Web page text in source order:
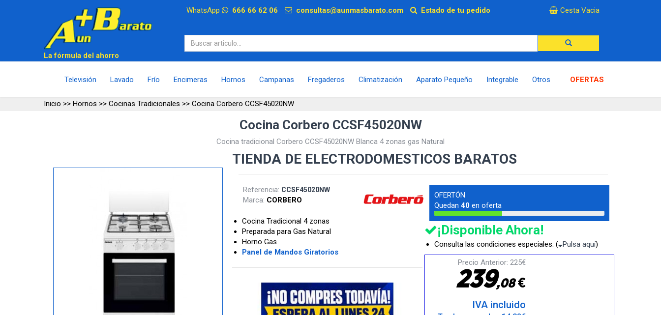
WhatsApp 666 66 62 06 consultas@aunmasbarato.com Estado de tu pedido Cesta Vacia
La fórmula del ahorro
Televisión Lavado Frío Encimeras Hornos Campanas Fregaderos Climatización Aparato Pequeño Integrable Otros OFERTAS
Inicio >> Hornos >> Cocinas Tradicionales >> Cocina Corbero CCSF45020NW
Cocina Corbero CCSF45020NW
Cocina tradicional Corbero CCSF45020NW Blanca 4 zonas gas Natural
TIENDA DE ELECTRODOMESTICOS BARATOS
Referencia: CCSF45020NW
Marca: CORBERO
Cocina Tradicional 4 zonas
Preparada para Gas Natural
Horno Gas
Panel de Mandos Giratorios
OFERTÓN
Quedan 40en oferta
¡Disponible Ahora!
Consulta las condiciones especiales: ( Pulsa aquí)
Precio Anterior: 225€
239,08€
IVA incluido